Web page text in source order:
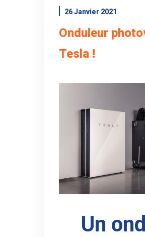
26 Janvier 2021
Onduleur
Tesla !
Un